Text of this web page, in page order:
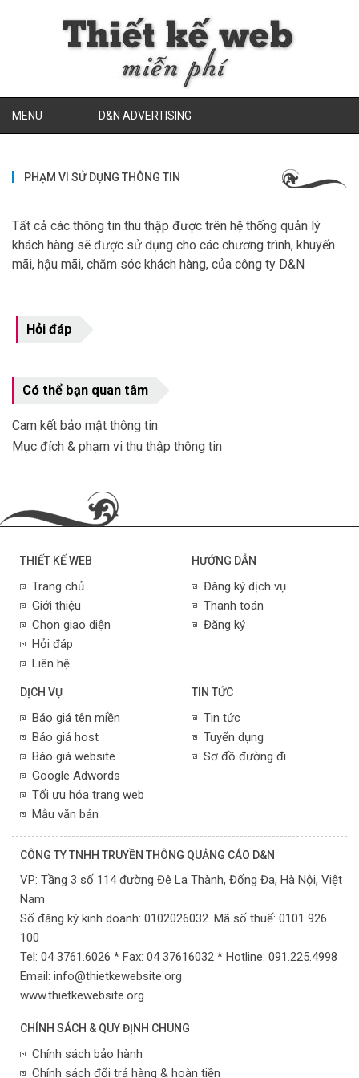
MENU D&N ADVERTISING
PHẠM VI SỬ DỤNG THÔNG TIN
Tất cả các thông tin thu thập được trên hệ thống quản lý
khách hàng sẽ được sử dụng cho các chương trình, khuyến
mãi, hậu mãi, chăm sóc khách hàng, của công ty D&N
Hỏi đáp
Có thể bạn quan tâm
Cam kết bảo mật thông tin
Mục đích & phạm vi thu thập thông tin
THIẾT KẾ WEB
Trang chủ
Giới thiệu
Chọn giao diện
Hỏi đáp
Liên hệ
HƯỚNG DẪN
Đăng ký dịch vụ
Thanh toán
Đăng ký
DỊCH VỤ
Báo giá tên miền
Báo giá host
Báo giá website
Google Adwords
Tối ưu hóa trang web
Mẫu văn bản
TIN TỨC
Tin tức
Tuyển dụng
Sơ đồ đường đi
CÔNG TY TNHH TRUYỀN THÔNG QUẢNG CÁO D&N
VP: Tầng 3 số 114 đường Đê La Thành, Đống Đa, Hà Nội, Việt
Nam
Số đăng ký kinh doanh: 0102026032. Mã số thuế: 0101 926
100
Tel: 04 3761.6026 * Fax: 04 37616032 * Hotline: 091.225.4998
Email: info@thietkewebsite.org
www.thietkewebsite.org
CHÍNH SÁCH & QUY ĐỊNH CHUNG
Chính sách bảo hành
Chính sách đổi trả hàng & hoàn tiền